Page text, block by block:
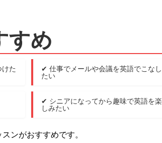
すめ
た
✔ 仕事でメールや会議を英語でこなし
たい
✔ シニアになってから趣味で英語を楽
しみたい
ンがおすすめです。